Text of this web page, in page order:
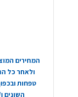
המחירים
ולאחר כל
טפחות
השונים